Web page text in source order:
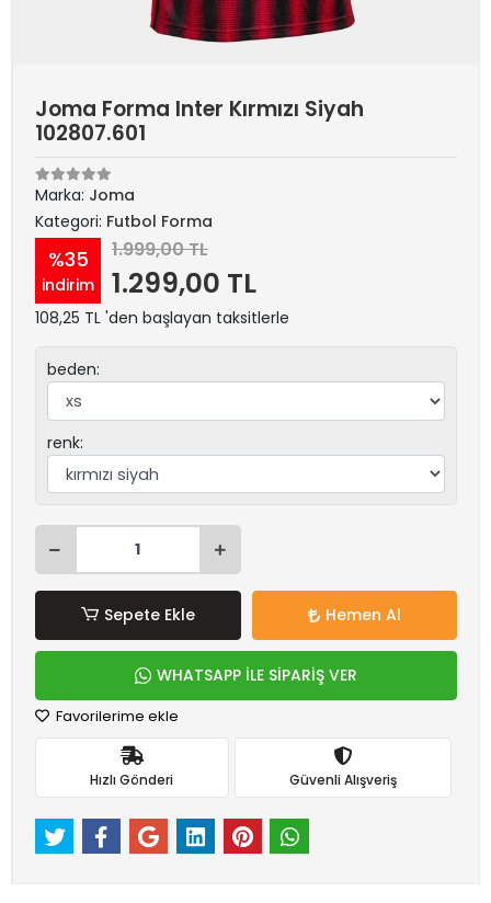
Joma Forma Inter Kırmızı Siyah
102807.601
Marka: Joma
Kategori: Futbol Forma
%35
indirim
1.999,00 TL
1.299,00 TL
108,25 TL 'den başlayan taksitlerle
beden:
renk:
Sepete Ekle Hemen Al
WHATSAPP İLE SİPARİŞ VER
Favorilerime ekle
Hızlı Gönderi Güvenli Alışveriş